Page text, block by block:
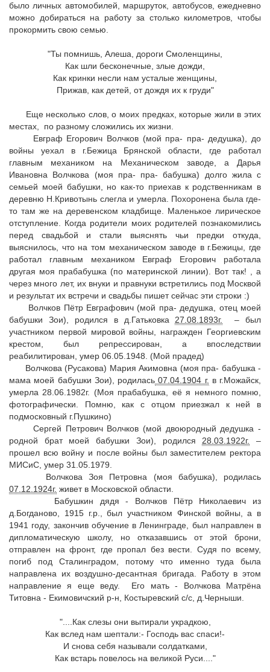
было личных автомобилей, маршруток, автобусов, ежедневно
можно добираться на работу за столько километров, чтобы
прокормить свою семью.
"Ты помнишь, Алеша, дороги Смоленщины,
Как шли бесконечные, злые дожди,
Как кринки несли нам усталые женщины,
Прижав, как детей, от дождя их к груди"
Еще несколько слов, о моих предках, которые жили в этих
местах, по разному сложились их жизни.
Евграф Егорович Волчков (мой пра- пра- дедушка), до
войны уехал в г.Бежица Брянской области, где работал
главным механиком на Механическом заводе, а Дарья
Ивановна Волчкова (моя пра- пра- бабушка) долго жила с
семьей моей бабушки, но как-то приехав к родственникам в
деревню Н.Кривотынь слегла и умерла. Похоронена была где-
то там же на деревенском кладбище. Маленькое лирическое
отступление. Когда родители моих родителей познакомились
перед свадьбой и стали выяснять чьи предки откуда,
выяснилось, что на том механическом заводе в г.Бежицы, где
работал главным механиком Евграф Егорович работала
другая моя прабабушка (по материнской линии). Вот так! , а
через много лет, их внуки и правнуки встретились под Москвой
и результат их встречи и свадьбы пишет сейчас эти строки :)
Волчков Пётр Евграфович (мой пра- дедушка, отец моей
бабушки Зои), родился в д.Гатьковка 27.08.1893г.
– был
участником первой мировой войны, награжден Георгиевским
крестом, был репрессирован, а впоследствии
реабилитирован, умер 06.05.1948. (Мой прадед)
Волчкова (Русакова) Мария Акимовна (моя пра- бабушка -
мама моей бабушки Зои), родилась 07.04.1904 г. в г.Можайск,
умерла 28.06.1982г. (Моя прабабушка, её я немного помню,
фотографически. Помню, как с отцом приезжал к ней в
подмосковный г.Пушкино)
Сергей Петрович Волчков (мой двоюродный дедушка -
родной брат моей бабушки Зои), родился 28.03.1922г.
–
прошел всю войну и после войны был заместителем ректора
МИСиС, умер 31.05.1979.
Волчкова Зоя Петровна (моя бабушка), родилась
07.12.1924г. живет в Московской области.
Бабушкин дядя - Волчков Пётр Николаевич из
д.Богданово, 1915 г.р., был участником Финской войны, а в
1941 году, закончив обучение в Ленинграде, был направлен в
дипломатическую школу, но отказавшись от этой брони,
отправлен на фронт, где пропал без вести. Судя по всему,
погиб под Сталинградом, потому что именно туда была
направлена их воздушно-десантная бригада. Работу в этом
направление я еще веду. Его мать - Волчкова Матрёна
Титовна - Екимовичский р-н, Костыревский с/с, д.Черныши.
"....Как слезы они вытирали украдкою,
Как вслед нам шептали:- Господь вас спаси!-
И снова себя называли солдатками,
Как встарь повелось на великой Руси...."